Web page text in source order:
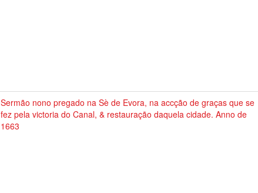
Sermão nono pregado na Sè de Evora, na accção de graças que se
fez pela victoria do Canal, & restauração daquela cidade. Anno de
1663